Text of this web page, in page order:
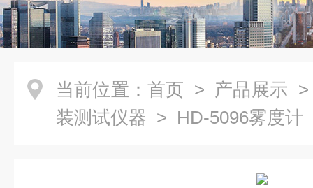
当前位置： 首页 > 产品展示
装测试仪器 > HD-5096雾度计